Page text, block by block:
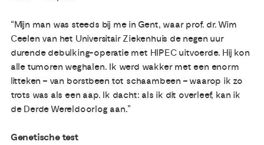
“Mijn man was steeds bij me in Gent, waar prof. dr. Wim
Ceelen van het Universitair Ziekenhuis de negen uur
durende debulking-operatie met HIPEC uitvoerde. Hij kon
alle tumoren weghalen. Ik werd wakker met een enorm
litteken – van borstbeen tot schaambeen – waarop ik zo
trots was als een aap. Ik dacht: als ik dit overleef, kan ik
de Derde Wereldoorlog aan.”
Genetische test